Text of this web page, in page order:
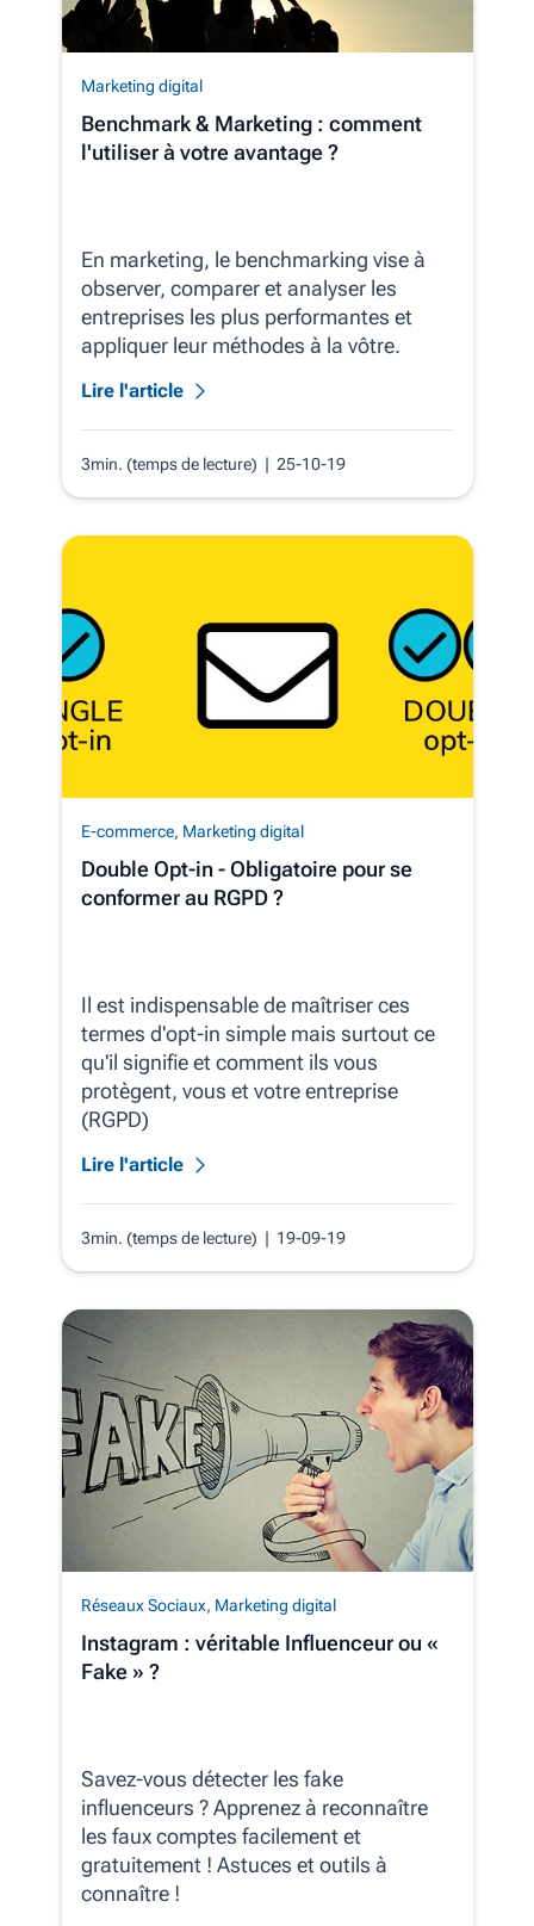
Marketing digital
Benchmark & Marketing : comment
l'utiliser à votre avantage ?
En marketing, le benchmarking vise à
observer, comparer et analyser les
entreprises les plus performantes et
appliquer leur méthodes à la vôtre.
Lire l'article
3min. (temps de lecture) | 25-10-19
E-commerce, Marketing digital
Double Opt-in - Obligatoire pour se
conformer au RGPD ?
Il est indispensable de maîtriser ces
termes d'opt-in simple mais surtout ce
qu'il signifie et comment ils vous
protègent, vous et votre entreprise
(RGPD)
Lire l'article
3min. (temps de lecture) | 19-09-19
Réseaux Sociaux, Marketing digital
Instagram : véritable Influenceur ou «
Fake » ?
Savez-vous détecter les fake
influenceurs ? Apprenez à reconnaître
les faux comptes facilement et
gratuitement ! Astuces et outils à
connaître !